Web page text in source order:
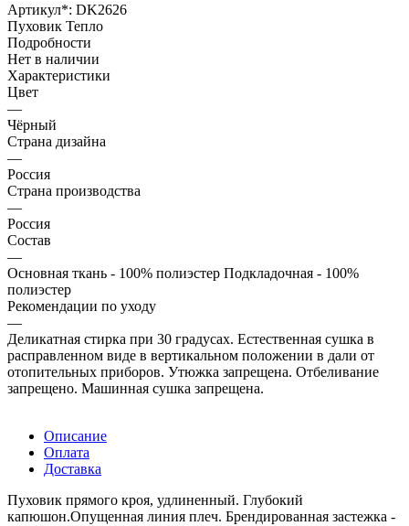
Артикул*: DK2626
Пуховик Тепло
Подробности
Нет в наличии
Характеристики
Цвет
—
Чёрный
Страна дизайна
—
Россия
Страна производства
—
Россия
Состав
—
Основная ткань - 100% полиэстер Подкладочная - 100%
полиэстер
Рекомендации по уходу
—
Деликатная стирка при 30 градусах. Естественная сушка в
расправленном виде в вертикальном положении в дали от
отопительных приборов. Утюжка запрещена. Отбеливание
запрещено. Машинная сушка запрещена.
Описание
Оплата
Доставка
Пуховик прямого кроя, удлиненный. Глубокий
капюшон.Опущенная линия плеч. Брендированная застежка -